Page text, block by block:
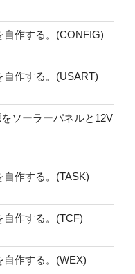
自作する。(CONFIG)
自作する。(USART)
ソーラーパネルと12V
自作する。(TASK)
自作する。(TCF)
自作する。(WEX)